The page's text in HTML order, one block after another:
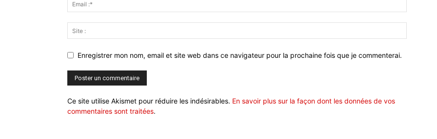
Enregistrer mon nom, email et site web dans ce navigateur pour la prochaine fois que je commenterai.
Ce site utilise Akismet pour réduire les indésirables. En savoir plus sur la façon dont les données de vos
commentaires sont traitées.